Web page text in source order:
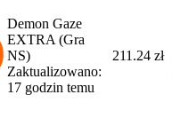
Demon Gaze
EXTRA (Gra
NS)
Zaktualizowano:
17 godzin temu
211.24 zł